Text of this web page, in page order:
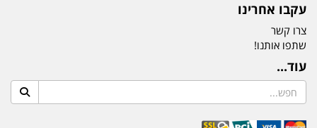
עקבו אחרינו
צרו קשר
שתפו אותנו!
עוד...